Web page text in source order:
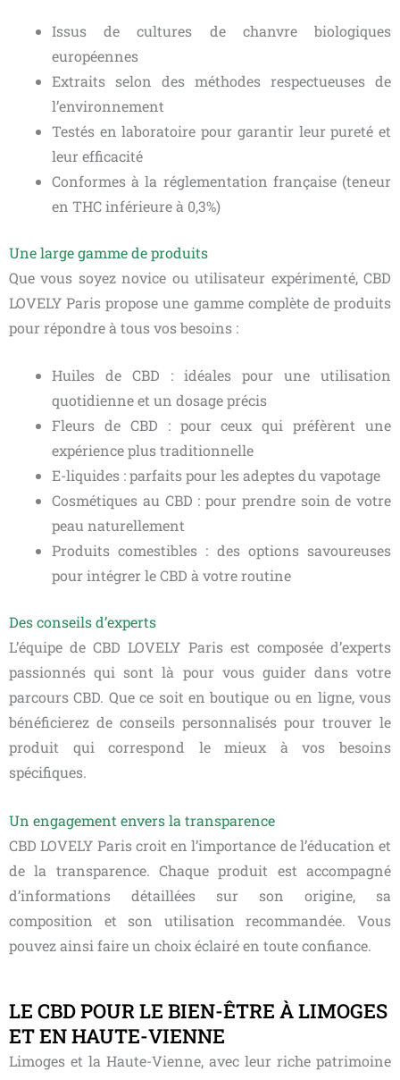
Issus de cultures de chanvre biologiques
européennes
Extraits selon des méthodes respectueuses de
l’environnement
Testés en laboratoire pour garantir leur pureté et
leur efficacité
Conformes à la réglementation française (teneur
en THC inférieure à 0,3%)
Une large gamme de produits
Que vous soyez novice ou utilisateur expérimenté, CBD
LOVELY Paris propose une gamme complète de produits
pour répondre à tous vos besoins :
Huiles de CBD : idéales pour une utilisation
quotidienne et un dosage précis
Fleurs de CBD : pour ceux qui préfèrent une
expérience plus traditionnelle
E-liquides : parfaits pour les adeptes du vapotage
Cosmétiques au CBD : pour prendre soin de votre
peau naturellement
Produits comestibles : des options savoureuses
pour intégrer le CBD à votre routine
Des conseils d’experts
L’équipe de CBD LOVELY Paris est composée d’experts
passionnés qui sont là pour vous guider dans votre
parcours CBD. Que ce soit en boutique ou en ligne, vous
bénéficierez de conseils personnalisés pour trouver le
produit qui correspond le mieux à vos besoins
spécifiques.
Un engagement envers la transparence
CBD LOVELY Paris croit en l’importance de l’éducation et
de la transparence. Chaque produit est accompagné
d’informations détaillées sur son origine, sa
composition et son utilisation recommandée. Vous
pouvez ainsi faire un choix éclairé en toute confiance.
LE CBD POUR LE BIEN-ÊTRE À LIMOGES
ET EN HAUTE-VIENNE
Limoges et la Haute-Vienne, avec leur riche patrimoine